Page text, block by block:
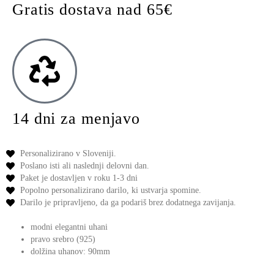
Gratis dostava nad 65€
14 dni za menjavo
Personalizirano v Sloveniji.
Poslano isti ali naslednji delovni dan.
Paket je dostavljen v roku 1-3 dni
Popolno personalizirano darilo, ki ustvarja spomine.
Darilo je pripravljeno, da ga podariš brez dodatnega zavijanja.
modni elegantni uhani
pravo srebro (925)
dolžina uhanov: 90mm